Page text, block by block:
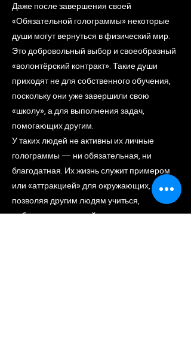
Даже после завершения своей
«Обязательной голограммы» некоторые
души могут вернуться в физический мир.
Это добровольный выбор и своеобразный
«волонтёрский контракт». Такие души
приходят не для собственного обучения,
поскольку они уже завершили свою
«школу», а для выполнения задач,
помогающих другим.
У таких людей не активны их личные
голограммы — ни обязательная, ни
благодатная. Их жизнь служит примером
или «аттракцией» для окружающих,
позволяя другим людям учиться,
наблюдая за их игрой.